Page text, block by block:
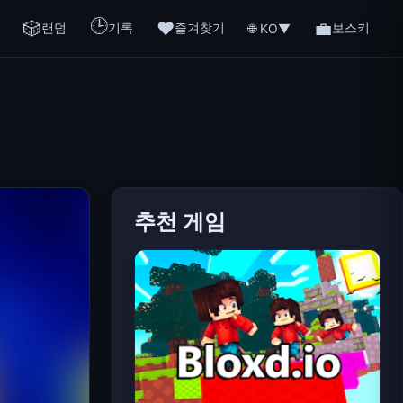
🎲랜덤 🕒기록 ❤️즐겨찾기 🌐 KO▼ 💼보스키
추천 게임